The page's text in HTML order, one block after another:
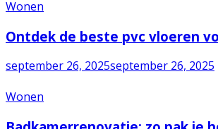
Wonen
Ontdek de beste pvc vloeren
september 26, 2025september 26, 2025
Wonen